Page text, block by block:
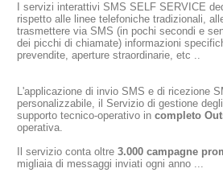
I servizi interattivi SMS SELF SERVICE
rispetto alle linee telefoniche tradizionali,
trasmettere via SMS (in pochi secondi e
dei picchi di chiamate) informazioni
prevendite, aperture straordinarie, etc ..
L'applicazione di invio SMS e di ricezione
personalizzabile, il Servizio di gestione
supporto tecnico-operativo in completo
operativa.
Il servizio conta oltre 3.000 campagne
migliaia di messaggi inviati ogni anno ...